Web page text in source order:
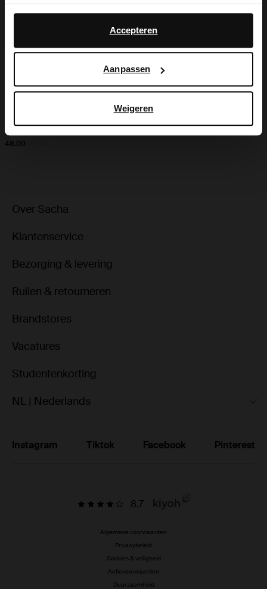
Daarnaast werken wij samen met Google voor
advertentie- en meetdoeleinden. Meer informatie over
hoe Google uw persoonsgegevens gebruikt, vindt u op
Accepteren
Aanpassen
Weigeren
48.00
Over Sacha
Klantenservice
Bezorging & levering
Ruilen & retourneren
Brandstores
Vacatures
Studentenkorting
NL | Nederlands
Instagram Tiktok Facebook Pinterest
8.7
Algemene voorwaarden
Privacybeleid
Cookies & veiligheid
Actievoorwaarden
Duurzaamheid
English
No, stay in Dutch